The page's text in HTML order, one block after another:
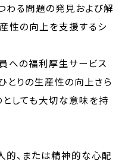
わる問題の発見および解
性の向上を支援するシ
への福利厚生サービス
とりの生産性の向上さら
しても大切な意味を持
的、または精神的な心配